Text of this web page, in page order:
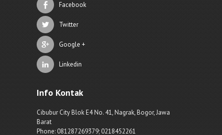
Facebook
Twitter
Google +
Linkedin
Info Kontak
Cibubur City Blok E4 No. 41, Nagrak, Bogor, Jawa
Barat
Phone: 081287269379; 0218452261